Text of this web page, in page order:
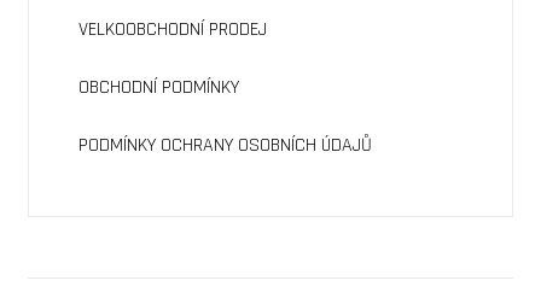
VELKOOBCHODNÍ PRODEJ
OBCHODNÍ PODMÍNKY
PODMÍNKY OCHRANY OSOBNÍCH ÚDAJŮ